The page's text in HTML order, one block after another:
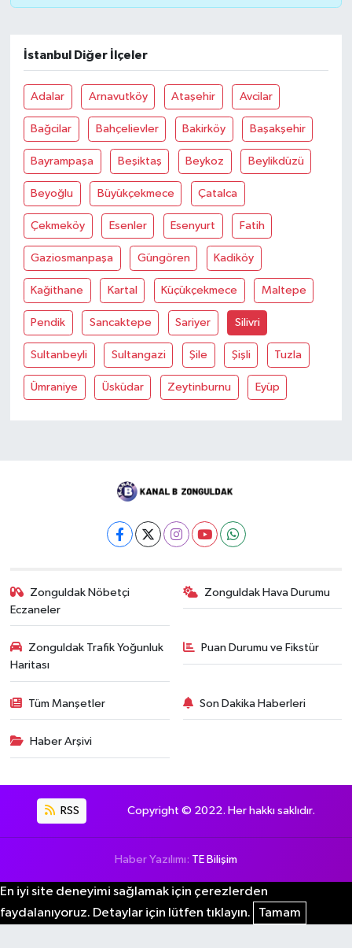
İstanbul Diğer İlçeler
Adalar Arnavutköy Ataşehir Avcilar
Bağcilar Bahçelievler Bakirköy Başakşehir
Bayrampaşa Beşiktaş Beykoz Beylikdüzü
Beyoğlu Büyükçekmece Çatalca
Çekmeköy Esenler Esenyurt Fatih
Gaziosmanpaşa Güngören Kadiköy
Kağithane Kartal Küçükçekmece Maltepe
Pendik Sancaktepe Sariyer Silivri
Sultanbeyli Sultangazi Şile Şişli Tuzla
Ümraniye Üsküdar Zeytinburnu Eyüp
Zonguldak Nöbetçi
Eczaneler
Zonguldak Hava Durumu
Zonguldak Trafik Yoğunluk
Haritası
Puan Durumu ve Fikstür
Tüm Manşetler Son Dakika Haberleri
Haber Arşivi
RSS Copyright © 2022. Her hakkı saklıdır.
Haber Yazılımı: TE Bilişim
En iyi site deneyimi sağlamak için çerezlerden
faydalanıyoruz. Detaylar için lütfen tıklayın.
Tamam